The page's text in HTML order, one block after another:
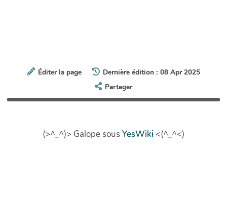
Éditer la page
Dernière édition : 08 Apr 2025
Partager
(>^_^)> Galope sousYesWiki <(^_^<)